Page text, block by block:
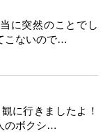
に突然のことでし
こないので…
に行きましたよ！
のボクシ…